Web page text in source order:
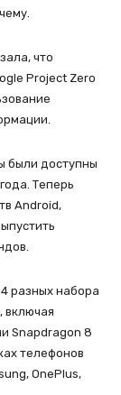
что
Project Zero
были доступны
Теперь
Android,
разных набора
включая
Snapdragon 8
телефонов
OnePlus,